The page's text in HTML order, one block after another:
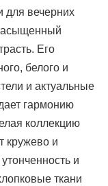
для вечерних
Его
белого и
и актуальные
гармонию
коллекцию
кружево и
и
ткани